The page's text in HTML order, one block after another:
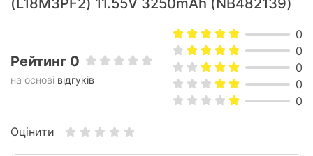
(L18M3PF2) 11.55V 3250mAh (NB482139)
Рейтинг 0
на основі відгуків
0
0
0
0
0
Оцінити